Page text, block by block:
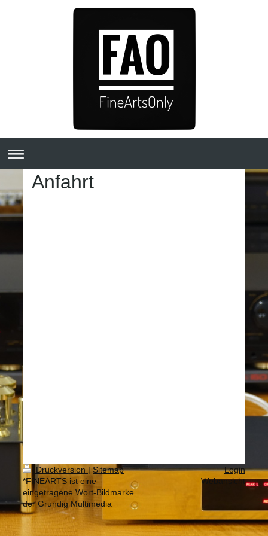
Anfahrt
Druckversion | Sitemap
*FINEARTS ist eine
eingetragene Wort-Bildmarke
der Grundig Multimedia
Login
Webansicht